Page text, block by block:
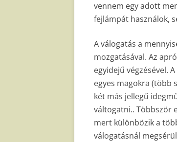
vennem egy adott
fejlámpát használok,
A válogatás a
mozgatásával. Az
egyidejű végzésével.
egyes magokra (több
két más jellegű
váltogatni.. Többször
mert különbözik a
válogatásnál